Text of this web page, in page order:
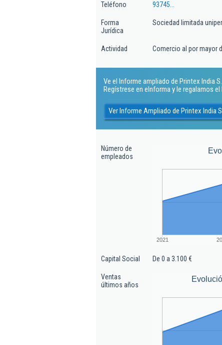
Teléfono 93745...
Forma
Jurídica
Sociedad limitada
Actividad Comercio al por mayor
Ve el Informe ampliado de Printex India
Regístrese en eInforma y le regalamos
Ver Informe Ampliado de Printex India
Número de
empleados
2021
Capital Social De 0 a 3.100 €
Ventas
últimos años